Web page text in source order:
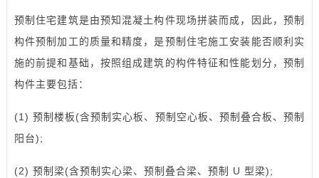
预制住宅建筑是由预知混凝土构件现场拼装而成，因此，预制
构件预制加工的质量和精度，是预制住宅施工安装能否顺利实
施的前提和基础，按照组成建筑的构件特征和性能划分，预制
构件主要包括：
(1) 预制楼板(含预制实心板、预制空心板、预制叠合板、预制
阳台);
(2) 预制梁(含预制实心梁、预制叠合梁、预制 U 型梁);